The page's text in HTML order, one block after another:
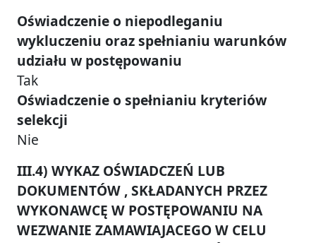
Oświadczenie o niepodleganiu
wykluczeniu oraz spełnianiu warunków
udziału w postępowaniu
Tak
Oświadczenie o spełnianiu kryteriów
selekcji
Nie
III.4) WYKAZ OŚWIADCZEŃ LUB
DOKUMENTÓW , SKŁADANYCH PRZEZ
WYKONAWCĘ W POSTĘPOWANIU NA
WEZWANIE ZAMAWIAJACEGO W CELU